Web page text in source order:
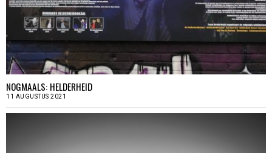
NOGMAALS: HELDERHEID
11 AUGUSTUS 2021